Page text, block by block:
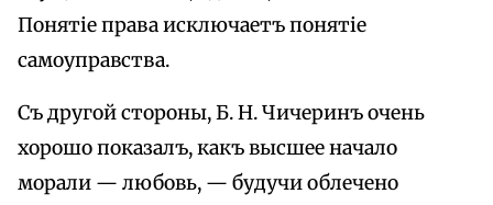
Понятіе права исключаетъ понятіе
самоуправства.
Съ другой стороны, Б. Н. Чичеринъ очень
хорошо показалъ, какъ высшее начало
морали — любовь, — будучи облечено